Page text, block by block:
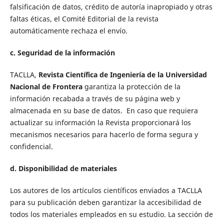
falsificación de datos, crédito de autoría inapropiado y otras
faltas éticas, el Comité Editorial de la revista
automáticamente rechaza el envío.
c. Seguridad de la información
TACLLA, Revista Científica de Ingeniería de la Universidad
Nacional de Fronteragarantiza la protección de la
información recabada a través de su página web y
almacenada en su base de datos. En caso que requiera
actualizar su información la Revista proporcionará los
mecanismos necesarios para hacerlo de forma segura y
confidencial.
d. Disponibilidad de materiales
Los autores de los artículos científicos enviados a TACLLA
para su publicación deben garantizar la accesibilidad de
todos los materiales empleados en su estudio. La sección de